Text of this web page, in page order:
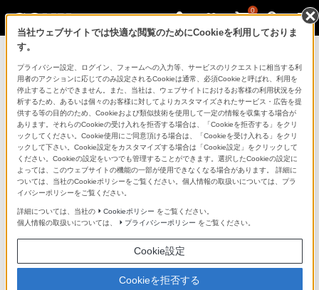
0
「できたらいいな」も
「安心」も
当社ウェブサイトでは快適な閲覧のためにCookieを利用しておりま
す。
プライバシー設定、ログイン、フォームへの入力等、サービスのリクエストに相当する利
用者のアクションに応じてのみ設定されるCookieは通常、必須Cookieと呼ばれ、利用を
停止することができません。また、当社は、ウェブサイトにおけるお客様の利用状況を分
析するため、あるいは個々のお客様に対してよりカスタマイズされたサービス・広告を提
供する等の目的のため、Cookieおよび類似技術を使用して一定の情報を収集する場合が
あります。それらのCookieの受け入れを拒否する場合は、「Cookieを拒否する」をクリ
ックしてください。Cookie使用にご同意頂ける場合は、「Cookieを受け入れる」をクリ
ックして下さい。Cookie設定をカスタマイズする場合は「Cookie設定」をクリックして
ください。Cookieの設定をいつでも管理することができます。選択したCookieの設定に
よっては、このウェブサイトの機能の一部が使用できなくなる場合があります。 詳細に
ついては、当社のCookieポリシーをご覧ください。個人情報の取扱いについては、プラ
イバシーポリシーをご覧ください。
詳細については、当社の Cookieポリシー をご覧ください。
個人情報の取扱いについては、
プライバシーポリシー をご覧ください。
Cookie設定
Cookieを拒否する